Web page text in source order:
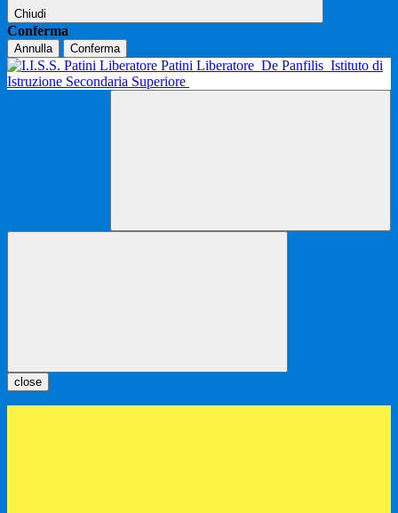
Chiudi
Conferma
Annulla Conferma
Patini Liberatore De Panfilis Istituto di
Istruzione Secondaria Superiore
close